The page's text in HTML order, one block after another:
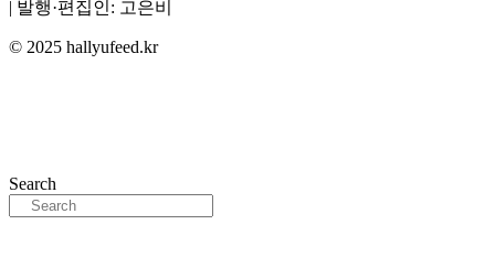
| 발행·편집인: 고은비
© 2025 hallyufeed.kr
Search